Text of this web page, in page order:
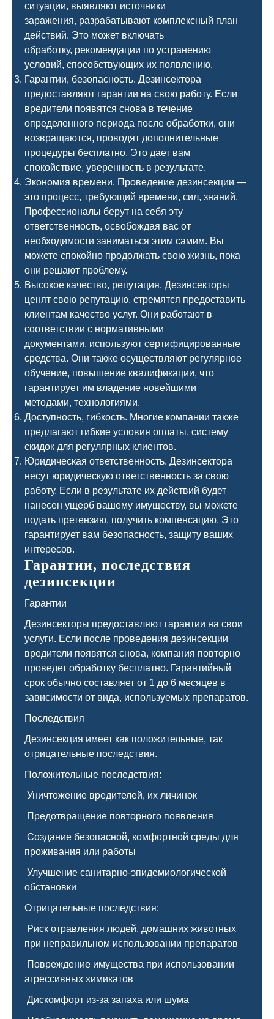
ситуации, выявляют источники
заражения, разрабатывают комплексный план
действий. Это может включать
обработку, рекомендации по устранению
условий, способствующих их появлению.
Гарантии, безопасность. Дезинсектора
предоставляют гарантии на свою работу. Если
вредители появятся снова в течение
определенного периода после обработки, они
возвращаются, проводят дополнительные
процедуры бесплатно. Это дает вам
спокойствие, уверенность в результате.
Экономия времени. Проведение дезинсекции —
это процесс, требующий времени, сил, знаний.
Профессионалы берут на себя эту
ответственность, освобождая вас от
необходимости заниматься этим самим. Вы
можете спокойно продолжать свою жизнь, пока
они решают проблему.
Высокое качество, репутация. Дезинсекторы
ценят свою репутацию, стремятся предоставить
клиентам качество услуг. Они работают в
соответствии с нормативными
документами, используют сертифицированные
средства. Они также осуществляют регулярное
обучение, повышение квалификации, что
гарантирует им владение новейшими
методами, технологиями.
Доступность, гибкость. Многие компании также
предлагают гибкие условия оплаты, систему
скидок для регулярных клиентов.
Юридическая ответственность. Дезинсектора
несут юридическую ответственность за свою
работу. Если в результате их действий будет
нанесен ущерб вашему имуществу, вы можете
подать претензию, получить компенсацию. Это
гарантирует вам безопасность, защиту ваших
интересов.
Гарантии, последствия
дезинсекции
Гарантии
Дезинсекторы предоставляют гарантии на свои
услуги. Если после проведения дезинсекции
вредители появятся снова, компания повторно
проведет обработку бесплатно. Гарантийный
срок обычно составляет от 1 до 6 месяцев в
зависимости от вида, используемых препаратов.
Последствия
Дезинсекция имеет как положительные, так
отрицательные последствия.
Положительные последствия:
Уничтожение вредителей, их личинок
Предотвращение повторного появления
Создание безопасной, комфортной среды для
проживания или работы
Улучшение санитарно-эпидемиологической
обстановки
Отрицательные последствия:
Риск отравления людей, домашних животных
при неправильном использовании препаратов
Повреждение имущества при использовании
агрессивных химикатов
Дискомфорт из-за запаха или шума